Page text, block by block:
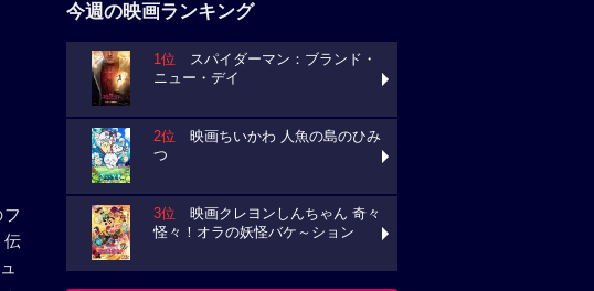
伝
今週の映画ランキング
1位 スパイダーマン：ブランド・
ニュー・デイ
2位 映画ちいかわ 人魚の島のひみ
つ
3位 映画クレヨンしんちゃん 奇々
怪々！オラの妖怪バケ～ション